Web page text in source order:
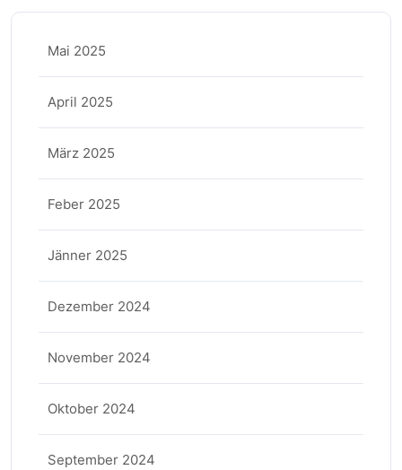
Mai 2025
April 2025
März 2025
Feber 2025
Jänner 2025
Dezember 2024
November 2024
Oktober 2024
September 2024